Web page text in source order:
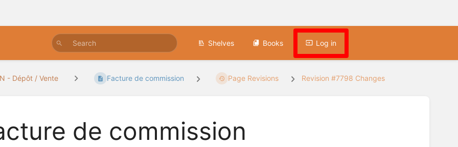
Shelves Books Log in
- Dépôt / Vente Facture de commission Page Revisions Revision #7798 Changes
de commission